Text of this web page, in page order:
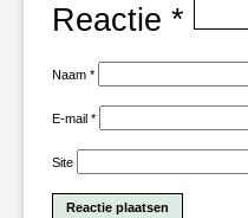
Reactie *
Naam *
E-mail *
Site